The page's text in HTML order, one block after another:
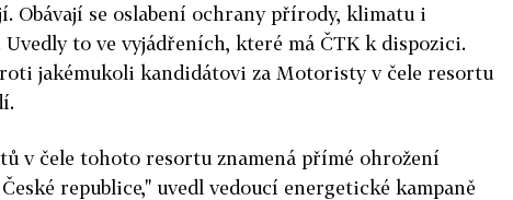
Obávají se oslabení ochrany přírody, klimatu i
to ve vyjádřeních, které má ČTK k dispozici.
jakémukoli kandidátovi za Motoristy v čele resortu
v čele tohoto resortu znamená přímé ohrožení
republice," uvedl vedoucí energetické kampaně